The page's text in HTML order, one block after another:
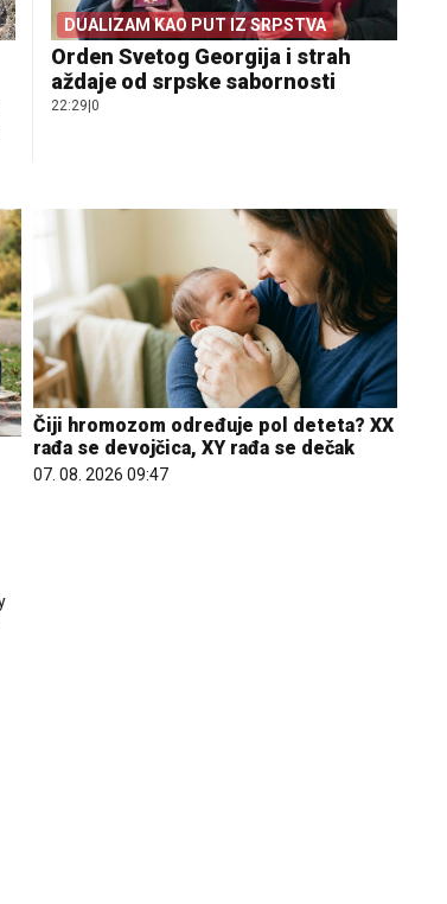
DUALIZAM KAO PUT IZ SRPSTVA
Orden Svetog Georgija i strah
aždaje od srpske sabornosti
22:29 0
Čiji hromozom određuje pol deteta? XX
rađa se devojčica, XY rađa se dečak
07. 08. 2026 09:47